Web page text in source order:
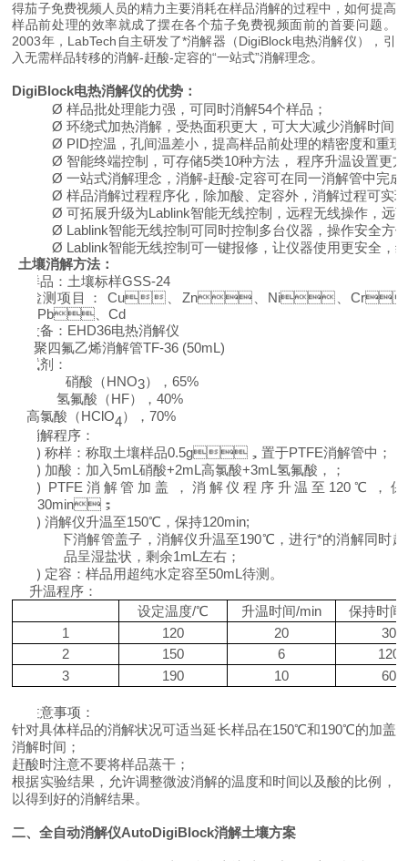
得茄子免费视频人员的精力主要消耗在样品消解的过程中，如何提高
样品前处理的效率就成了摆在各个茄子免费视频面前的首要问题。
2003年，LabTech自主研发了*消解器（DigiBlock电热消解仪），引
入无需样品转移的消解-赶酸-定容的“一站式”消解理念。
DigiBlock电热消解仪的优势：
Ø 样品批处理能力强，可同时消解54个样品；
Ø 环绕式加热消解， 受热面积更大，可大大减少消解时间
Ø PID控温， 孔间温差小，提高样品前处理的精密度和重现
Ø 智能终端控制，可存储5类10种方法， 程序升温设置更
Ø 一站式消解理念，消解-赶酸-定容可在同一消解管中完成
Ø 样品消解过程程序化，除加酸、定容外，消解过程可实
Ø 可拓展升级为Lablink智能无线控制 ， 远程无线操作，远
Ø Lablink智能无线控制 可同时控制多台仪器，操作安全方便
Ø Lablink智能无线控制 可一键报修，让仪器使用更安全
土壤消解方法：
样品：土壤标样GSS-24
检测项目： Cu、Zn、 Ni、Cr
Pb、Cd
设备：EHD36电热消解仪
聚四氟乙烯消解管TF-36 (50mL)
试剂：
硝酸（HNO3），65%
氢氟酸（HF），40%
高氯酸（HClO4），70%
消解程序：
1)称样：称取土壤样品0.5g，置于PTFE消解管中；
2) 加酸：加入5mL硝酸+2mL高氯酸+3mL氢氟酸，；
3) PTFE消解管加盖，消解仪程序升温至120℃，
30min；
4)消解仪升温至150℃，保持120min;
取下消解管盖子，消解仪升温至190℃，进行*的消解同时
品呈湿盐状，剩余1mL左右；
6) 定容：样品用超纯水定容至50mL待测。
升温程序：
设定温度/℃
升温时间/min
保持时间
1
120 20
30
2
150 6
120
3
190 10 60
注意事项：
针对具体样品的消解状况可适当延长样品在150℃和190℃的加盖
消解时间；
赶酸时注意不要将样品蒸干；
根据实验结果，允许调整微波消解的温度和时间以及酸的比例，
以得到好的消解结果。
二、全自动消解仪AutoDigiBlock消解土壤方案